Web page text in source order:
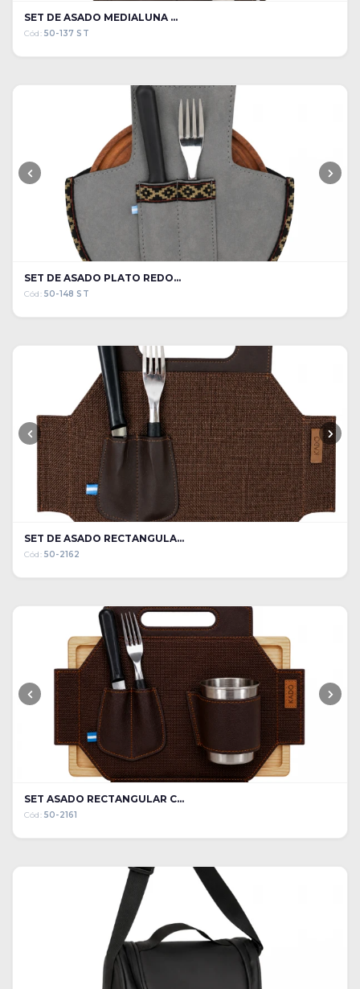
SET DE ASADO MEDIALUNA ...
Cód: 50-137 ST
SET DE ASADO PLATO REDO...
Cód: 50-148 ST
SET DE ASADO RECTANGULA...
Cód: 50-2162
SET ASADO RECTANGULAR C...
Cód: 50-2161